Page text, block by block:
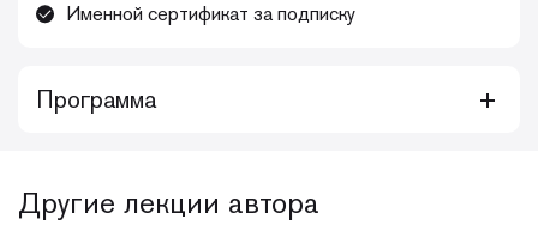
Именной сертификат за подписку
Программа
знания, актуализировать нюансы, повысить уровень
насмотренности
Другие лекции автора